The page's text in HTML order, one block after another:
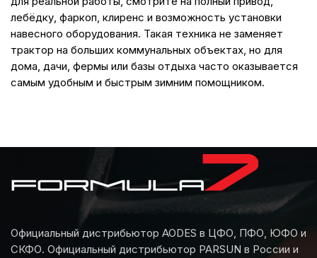
лебёдку, фаркоп, клиренс и возможность установки
навесного оборудования. Такая техника не заменяет
трактор на больших коммунальных объектах, но для
дома, дачи, фермы или базы отдыха часто оказывается
самым удобным и быстрым зимним помощником.
Официальный дистрибьютор AODES в ЦФО, ПФО, ЮФО и
СКФО. Официальный дистрибьютор PARSUN в России и